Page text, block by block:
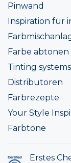
Pinwand
Inspiration für
Farbe abtonen
Tinting systems
Distributoren
Farbrezepte
Your Style
Farbtöne
Erstes